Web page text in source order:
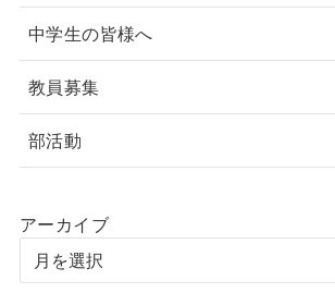
中学生の皆様へ
教員募集
部活動
アーカイブ